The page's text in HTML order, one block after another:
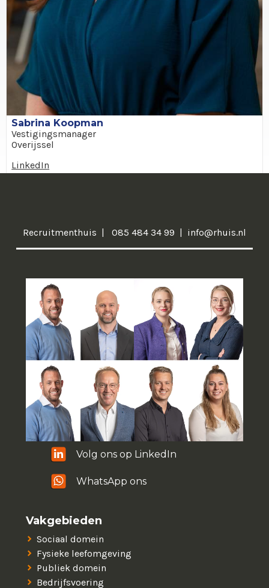
Sabrina Koopman
Vestigingsmanager
Overijssel
LinkedIn
Recruitmenthuis 085 484 34 99 info@rhuis.nl
Volg ons op LinkedIn
WhatsApp ons
Vakgebieden
Sociaal domein
Fysieke leefomgeving
Publiek domein
Bedrijfsvoering